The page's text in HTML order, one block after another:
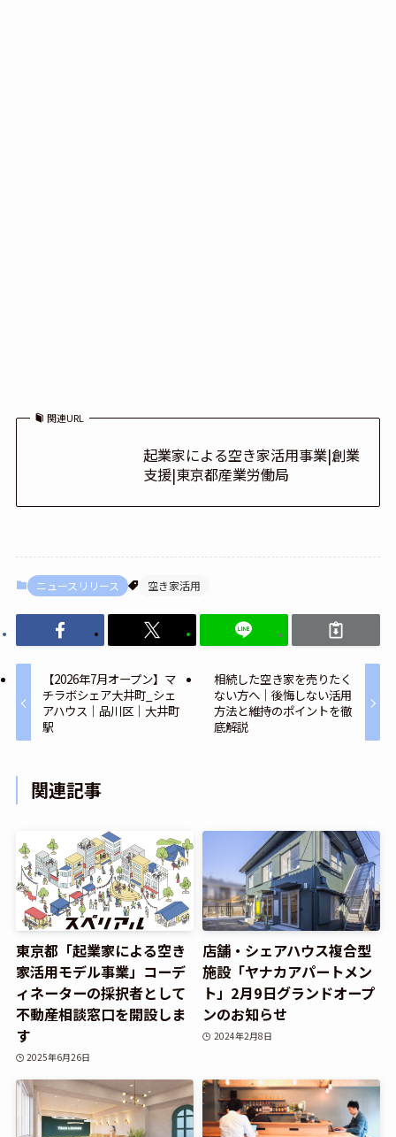
関連URL
起業家による空き家活用事業|創業
支援|東京都産業労働局
ニュースリリース 空き家活用
【2026年7月オープン】マ
チラボシェア大井町_シェ
アハウス｜品川区｜大井町
駅
相続した空き家を売りたく
ない方へ｜後悔しない活用
方法と維持のポイントを徹
底解説
関連記事
東京都「起業家による空き
家活用モデル事業」コーデ
ィネーターの採択者として
不動産相談窓口を開設しま
す
2025年6月26日
店舗・シェアハウス複合型
施設「ヤナカアパートメン
ト」2月9日グランドオープ
ンのお知らせ
2024年2月8日